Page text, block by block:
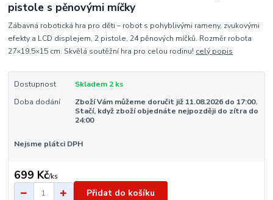
pistole s pěnovými míčky
Zábavná robotická hra pro děti – robot s pohyblivými rameny, zvukovými
efekty a LCD displejem, 2 pistole, 24 pěnových míčků. Rozměr robota
27×19,5×15 cm. Skvělá soutěžní hra pro celou rodinu! celý popis
Dostupnost
Skladem 2 ks
Doba dodání
Zboží Vám můžeme doručit již 11.08.2026 do 17:00.
Stačí, když zboží objednáte nejpozději do zítra do
24:00
Nejsme plátci DPH
699 Kč/ks
Přidat do košíku